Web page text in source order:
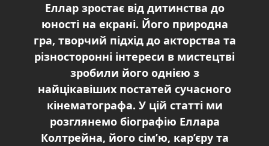
Еллар зростає від дитинства до
юності на екрані. Його природна
гра, творчий підхід до акторства та
різносторонні інтереси в мистецтві
зробили його однією з
найцікавіших постатей сучасного
кінематографа. У цій статті ми
розглянемо біографію Еллара
Колтрейна, його сім’ю, кар’єру та